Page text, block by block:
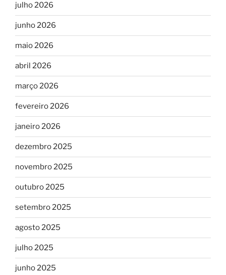
julho 2026
junho 2026
maio 2026
abril 2026
março 2026
fevereiro 2026
janeiro 2026
dezembro 2025
novembro 2025
outubro 2025
setembro 2025
agosto 2025
julho 2025
junho 2025